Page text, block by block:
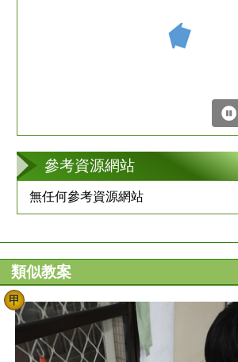
第
參考資源網站
無任何參考資源網站
類似教案
甲